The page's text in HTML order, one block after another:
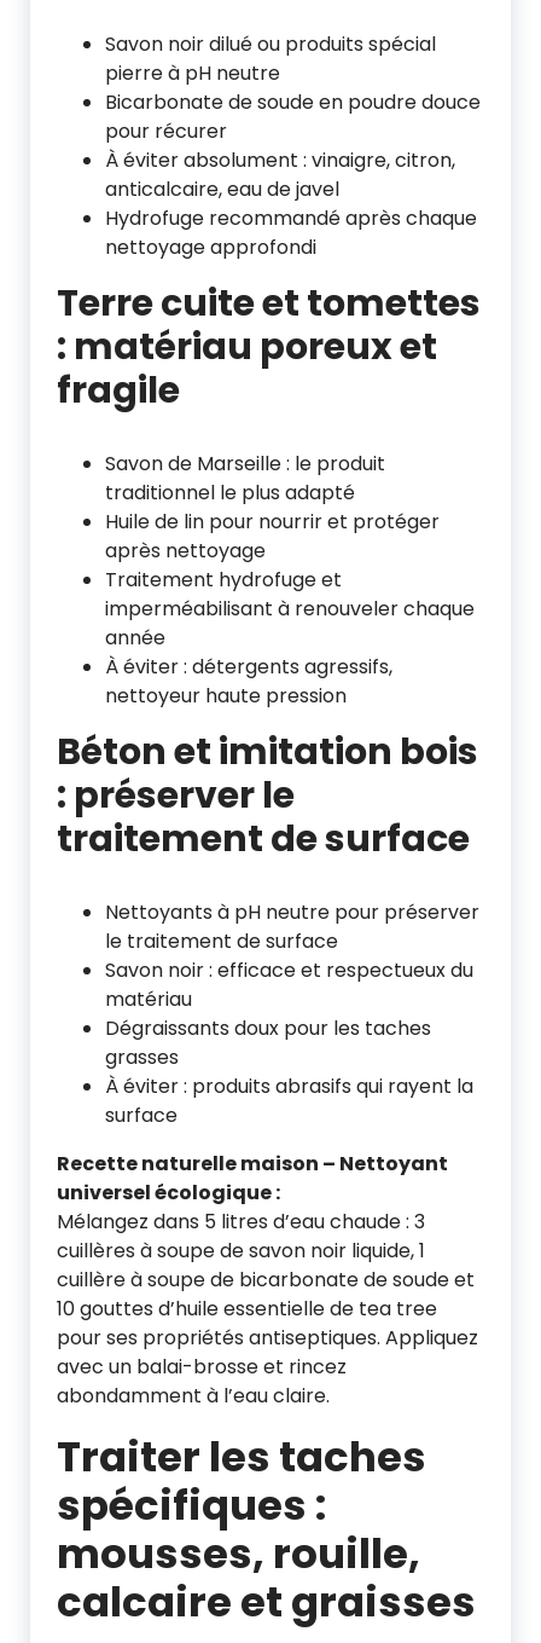
Savon noir dilué ou produits spécial
pierre à pH neutre
Bicarbonate de soude en poudre douce
pour récurer
À éviter absolument : vinaigre, citron,
anticalcaire, eau de javel
Hydrofuge recommandé après chaque
nettoyage approfondi
Terre cuite et tomettes
: matériau poreux et
fragile
Savon de Marseille : le produit
traditionnel le plus adapté
Huile de lin pour nourrir et protéger
après nettoyage
Traitement hydrofuge et
imperméabilisant à renouveler chaque
année
À éviter : détergents agressifs,
nettoyeur haute pression
Béton et imitation bois
: préserver le
traitement de surface
Nettoyants à pH neutre pour préserver
le traitement de surface
Savon noir : efficace et respectueux du
matériau
Dégraissants doux pour les taches
grasses
À éviter : produits abrasifs qui rayent la
surface
Recette naturelle maison – Nettoyant
universel écologique :
Mélangez dans 5 litres d’eau chaude : 3
cuillères à soupe de savon noir liquide, 1
cuillère à soupe de bicarbonate de soude et
10 gouttes d’huile essentielle de tea tree
pour ses propriétés antiseptiques. Appliquez
avec un balai-brosse et rincez
abondamment à l’eau claire.
Traiter les taches
spécifiques :
mousses, rouille,
calcaire et graisses